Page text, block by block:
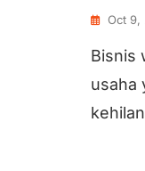
Oct 9,
Bisnis
usaha